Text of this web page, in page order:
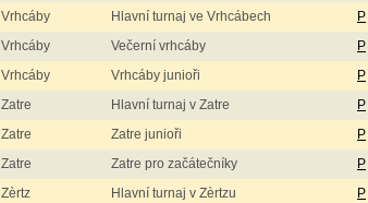
Vrhcáby Hlavní turnaj ve Vrhcábech P
Vrhcáby Večerní vrhcáby P
Vrhcáby Vrhcáby junioři P
Zatre Hlavní turnaj v Zatre P
Zatre Zatre junioři P
Zatre Zatre pro začátečníky P
Zèrtz Hlavní turnaj v Zèrtzu P